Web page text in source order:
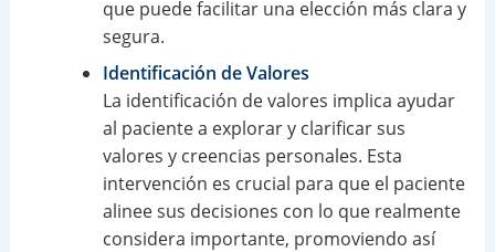
que puede facilitar una elección más clara y
segura.
Identificación de Valores
La identificación de valores implica ayudar
al paciente a explorar y clarificar sus
valores y creencias personales. Esta
intervención es crucial para que el paciente
alinee sus decisiones con lo que realmente
considera importante, promoviendo así